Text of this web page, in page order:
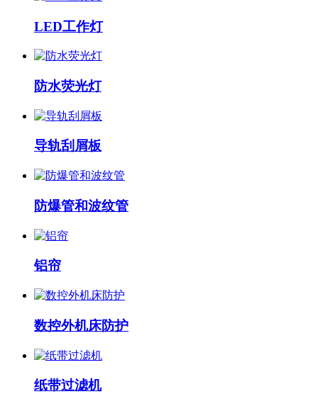
LED工作灯
防水荧光灯
导轨刮屑板
防爆管和波纹管
铝帘
数控外机床防护
纸带过滤机